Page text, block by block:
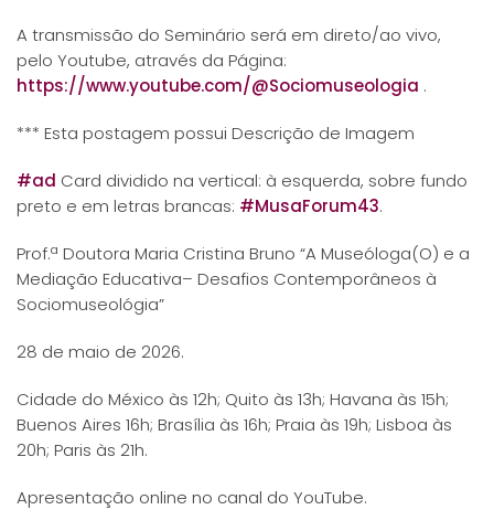
A transmissão do Seminário será em direto/ao vivo,
pelo Youtube, através da Página:
https://www.youtube.com/@Sociomuseologia .
*** Esta postagem possui Descrição de Imagem
#ad Card dividido na vertical: à esquerda, sobre fundo
preto e em letras brancas: #MusaForum43.
Prof.ª Doutora Maria Cristina Bruno “A Museóloga(O) e a
Mediação Educativa– Desafios Contemporâneos à
Sociomuseológia”
28 de maio de 2026.
Cidade do México às 12h; Quito às 13h; Havana às 15h;
Buenos Aires 16h; Brasília às 16h; Praia às 19h; Lisboa às
20h; Paris às 21h.
Apresentação online no canal do YouTube.